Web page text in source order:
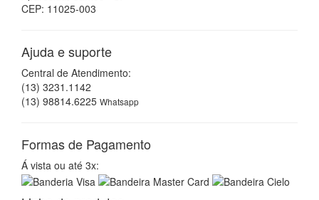
Linha de produtos
Água Chuveiros Resistências
em geralTorneiras Elétricas
gásPressurizadoresIluminação
Sanitários Purificadores de Água
Assistência Técnica Empresa
Acesso por QR-Code